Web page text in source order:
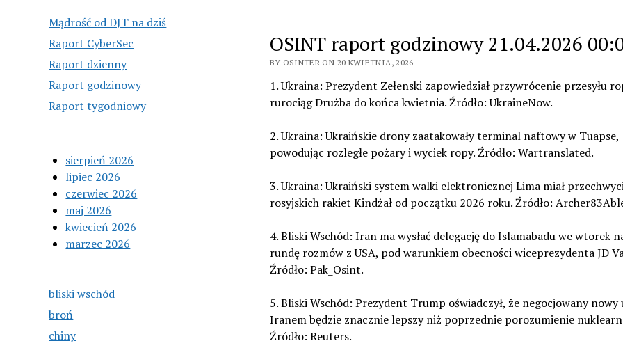
Mądrość od DJT na dziś
Raport CyberSec
Raport dzienny
Raport godzinowy
Raport tygodniowy
sierpień 2026
lipiec 2026
czerwiec 2026
maj 2026
kwiecień 2026
marzec 2026
bliski wschód
broń
chiny
OSINT raport godzinowy 21.04.2026
BY OSINTER ON 20 KWIETNIA, 2026
1. Ukraina: Prezydent Zełenski zapowiedział przywrócenie przesyłu
rurociąg Drużba do końca kwietnia. Źródło: UkraineNow.
2. Ukraina: Ukraińskie drony zaatakowały terminal naftowy w Tuapse,
powodując rozległe pożary i wyciek ropy. Źródło: Wartranslated.
3. Ukraina: Ukraiński system walki elektronicznej Lima miał
rosyjskich rakiet Kindżał od początku 2026 roku. Źródło:
4. Bliski Wschód: Iran ma wysłać delegację do Islamabadu we wtorek
rundę rozmów z USA, pod warunkiem obecności wiceprezydenta JD
Źródło: Pak_Osint.
5. Bliski Wschód: Prezydent Trump oświadczył, że negocjowany nowy
Iranem będzie znacznie lepszy niż poprzednie porozumienie
Źródło: Reuters.